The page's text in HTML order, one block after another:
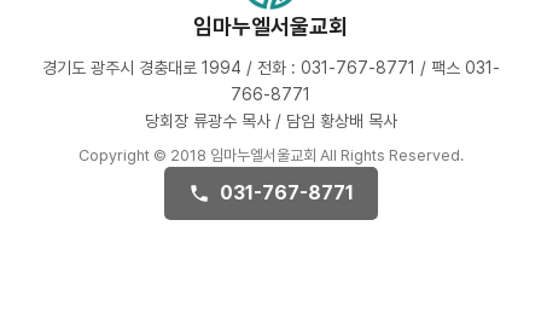
임마누엘서울교회
경기도 광주시 경충대로 1994 / 전화 : 031-767-8771 / 팩스 031-
766-8771
당회장 류광수 목사 / 담임 황상배 목사
Copyright © 2018 임마누엘서울교회 All Rights Reserved.
031-767-8771